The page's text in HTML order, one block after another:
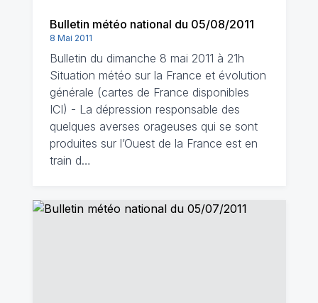
Bulletin météo national du 05/08/2011
8 Mai 2011
Bulletin du dimanche 8 mai 2011 à 21h
Situation météo sur la France et évolution
générale (cartes de France disponibles
ICI) - La dépression responsable des
quelques averses orageuses qui se sont
produites sur l’Ouest de la France est en
train d…